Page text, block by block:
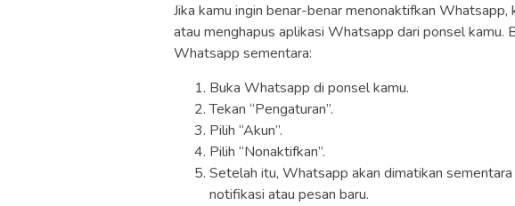
Jika kamu ingin benar-benar menonaktifkan
atau menghapus aplikasi Whatsapp dari ponsel kamu.
Whatsapp sementara:
Buka Whatsapp di ponsel kamu.
Tekan “Pengaturan”.
Pilih “Akun”.
Pilih “Nonaktifkan”.
Setelah itu, Whatsapp akan dimatikan
notifikasi atau pesan baru.